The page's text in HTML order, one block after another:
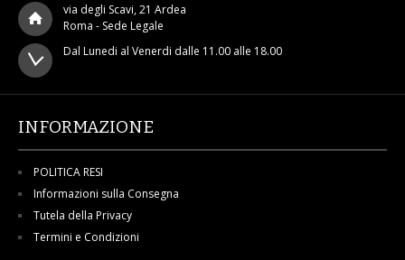
via degli Scavi, 21 Ardea
Roma - Sede Legale
Dal Lunedi al Venerdi dalle 11.00 alle 18.00
INFORMAZIONE
POLITICA RESI
Informazioni sulla Consegna
Tutela della Privacy
Termini e Condizioni